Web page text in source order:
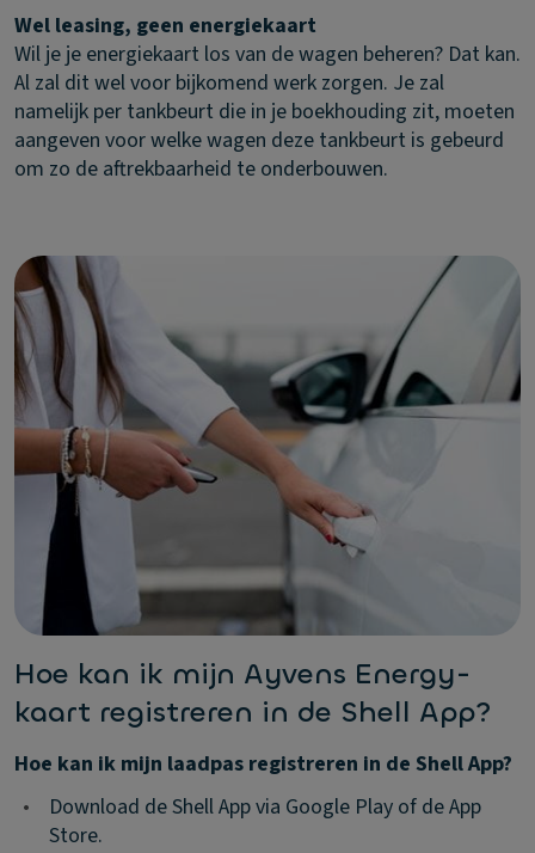
Wel leasing, geen energiekaart
Wil je je energiekaart los van de wagen beheren? Dat kan.
Al zal dit wel voor bijkomend werk zorgen. Je zal
namelijk per tankbeurt die in je boekhouding zit, moeten
aangeven voor welke wagen deze tankbeurt is gebeurd
om zo de aftrekbaarheid te onderbouwen.
Hoe kan ik mijn Ayvens Energy-
kaart registreren in de Shell App?
Hoe kan ik mijn laadpas registreren in de Shell App?
•
Download de Shell App via Google Play of de App
Store.